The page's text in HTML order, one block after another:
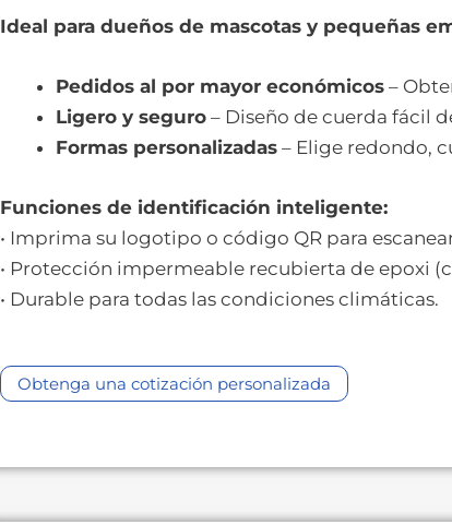
Ideal para dueños de mascotas y pequeñas
Pedidos al por mayor económicos –
Ligero y seguro – Diseño de cuerda fácil
Formas personalizadas – Elige redondo,
Funciones de identificación inteligente:
• Imprima su logotipo o código QR para
• Protección impermeable recubierta de epoxi
• Durable para todas las condiciones climáticas.
Obtenga una cotización personalizada